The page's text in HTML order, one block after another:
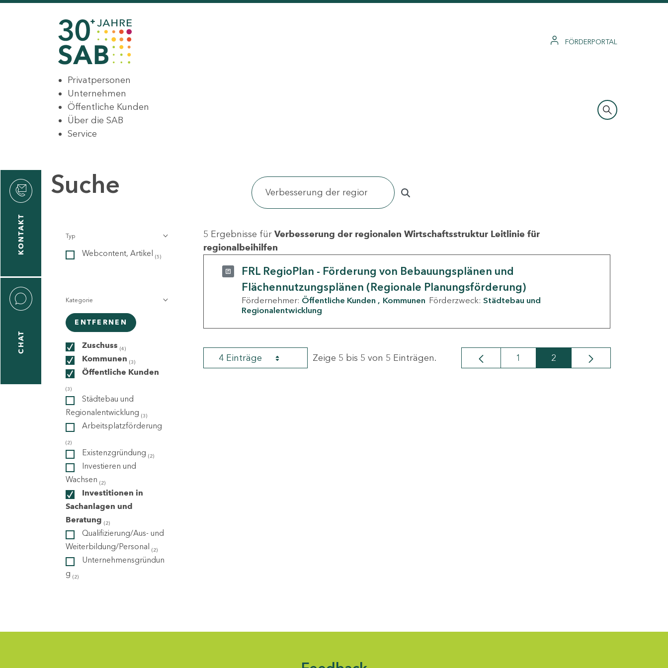
FÖRDERPORTAL
Privatpersonen
Unternehmen
Öffentliche Kunden
Über die SAB
Service
KONTAKT
CHAT
Suche
Typ
Webcontent, Artikel (5)
Kategorie
ENTFERNEN
Zuschuss (4)
Kommunen (3)
Öffentliche Kunden
(3)
Städtebau und
Regionalentwicklung (3)
Arbeitsplatzförderung
(2)
Existenzgründung (2)
Investieren und
Wachsen (2)
Investitionen in
Sachanlagen und
Beratung (2)
Qualifizierung/Aus- und
Weiterbildung/Personal (2)
Unternehmensgründun
g (2)
5 Ergebnisse für Verbesserung der regionalen Wirtschaftsstruktur Leitlinie für
regionalbeihilfen
FRL RegioPlan - Förderung von Bebauungsplänen und
Flächennutzungsplänen (Regionale Planungsförderung)
Fördernehmer: Öffentliche Kunden Kommunen Förderzweck: Städtebau und
Regionalentwicklung
4 Einträge Zeige 5 bis 5 von 5 Einträgen. Seite
1 Seite
2